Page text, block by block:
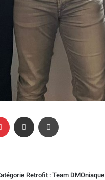
Pinterest Partager par email
Retrofit : Team DMOniaque